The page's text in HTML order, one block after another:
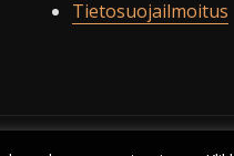
Tietosuojailmoitus